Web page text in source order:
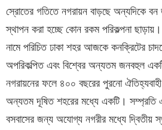
স্রোতের গতিতে নগরায়ন বাড়ছে অন্যদিকে বন
স্থাপন করা হচ্ছে কোন রকম পরিকল্পনা
নামে পরিচিত ঢাকা শহর আজকে কনক্রিটের
অপরিকল্পিত এবং বিশ্বের অন্যতম জনবহুল
নগরায়নের ফলে ৪০০ বছরের পুরনো
অন্যতম দূষিত শহরের মধ্যে একটি। সম্প্রতি
বসবাসের জন্য অযোগ্য নগরীর মধ্যে দ্বিতীয়